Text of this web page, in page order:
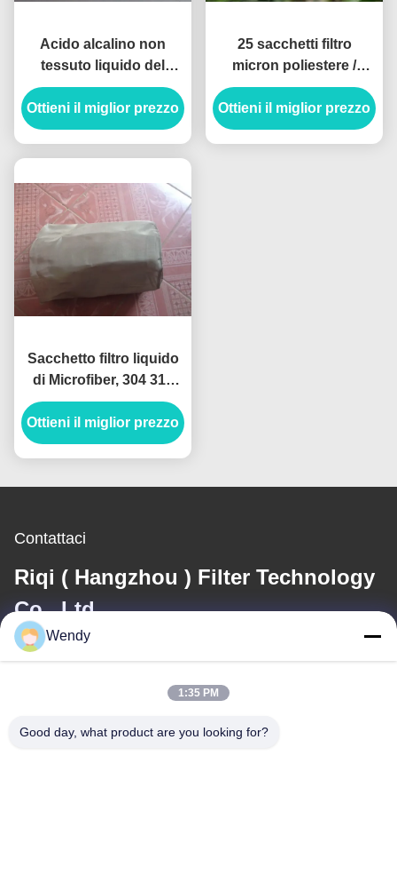
Acido alcalino non
tessuto liquido del
sacchetto filtro di PTFE
micro anti anti
Ottieni il miglior prezzo
25 sacchetti filtro
micron poliestere /
polipropilene olio
assorbente
Ottieni il miglior prezzo
Sacchetto filtro liquido
di Microfiber, 304 316
acciaio inossidabile
Mesh Filter Bags
Ottieni il miglior prezzo
Contattaci
Riqi ( Hangzhou ) Filter Technology
Co., Ltd.
E-mail
wendy@hzriqi.com
Wendy
1:35 PM
Good day, what product are you looking for?